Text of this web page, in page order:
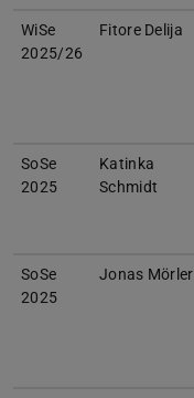
WiSe
2025/26
Fitore Delija
SoSe
2025
Katinka
Schmidt
SoSe
2025
Jonas Mörler